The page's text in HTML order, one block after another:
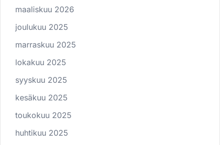
maaliskuu 2026
joulukuu 2025
marraskuu 2025
lokakuu 2025
syyskuu 2025
kesäkuu 2025
toukokuu 2025
huhtikuu 2025